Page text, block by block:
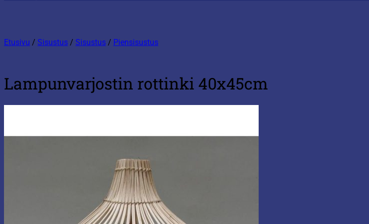
Etusivu / Sisustus / Sisustus / Piensisustus
Lampunvarjostin rottinki 40x45cm